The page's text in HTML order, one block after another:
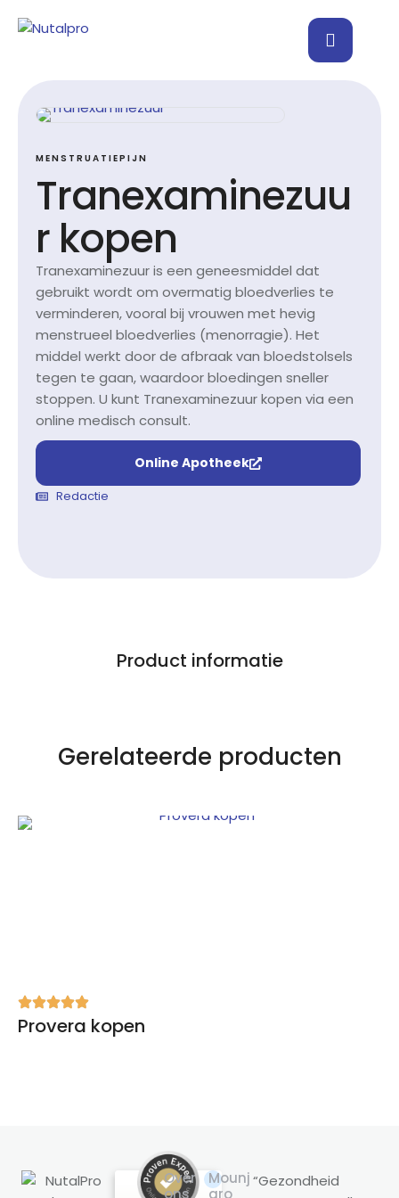
MENSTRUATIEPIJN
Tranexaminezuu
r kopen
Tranexaminezuur is een geneesmiddel dat
gebruikt wordt om overmatig bloedverlies te
verminderen, vooral bij vrouwen met hevig
menstrueel bloedverlies (menorragie). Het
middel werkt door de afbraak van bloedstolsels
tegen te gaan, waardoor bloedingen sneller
stoppen. U kunt Tranexaminezuur kopen via een
online medisch consult.
Online Apotheek
Redactie
Product informatie
Gerelateerde producten
Provera kopen
Over
ons
Mounj
aro
“Gezondheid